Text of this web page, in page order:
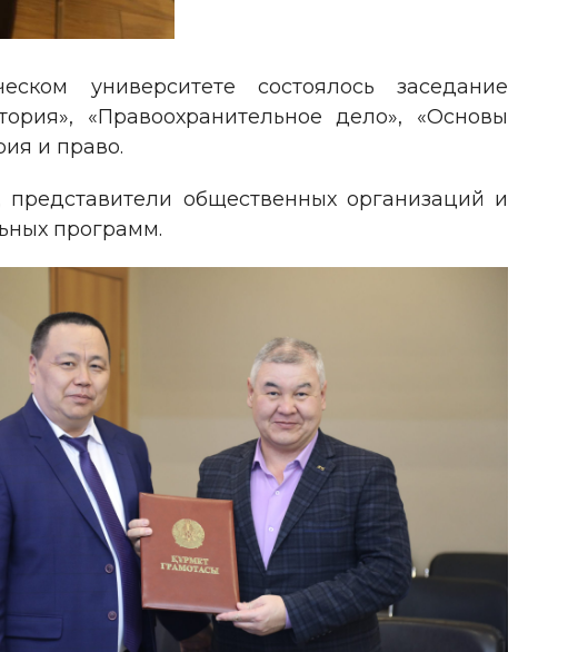
университете состоялось заседание
«Правоохранительное дело», «Основы
и право.
общественных организаций и
программ.